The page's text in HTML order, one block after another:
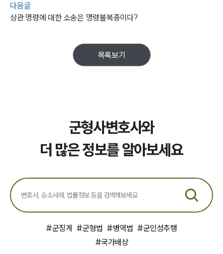
다음글
상관 명령에 대한 소송은 명령불복종이다?
목록보기
군형사변호사와
더 많은 정보를 알아보세요
#군징계 #군형법 #병역법 #군인성추행
#국가배상